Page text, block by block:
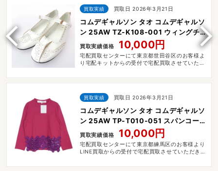
買取実績 買取日 2026年3月21日
コムデギャルソン タオ コムデギャルソ
ン 25AW TZ-K108-001 ウィングチ
ップ ストラップ フラットシューズ レ
ザー パンプス
買取実績価格 10,000円
宅配買取センターにて東京都世田谷区のお客様よ
り宅配キットからの受付で宅配買取させていただ
買取実績 買取日 2026年3月21日
コムデギャルソン タオ コムデギャルソ
ン 25AW TP-T010-051 スパンコー
ルレースデザインクルーネック 長袖 カ
ットソー Tシャツ
買取実績価格 10,000円
宅配買取センターにて東京都練馬区のお客様より
LINE買取からの受付で宅配買取させていただきま